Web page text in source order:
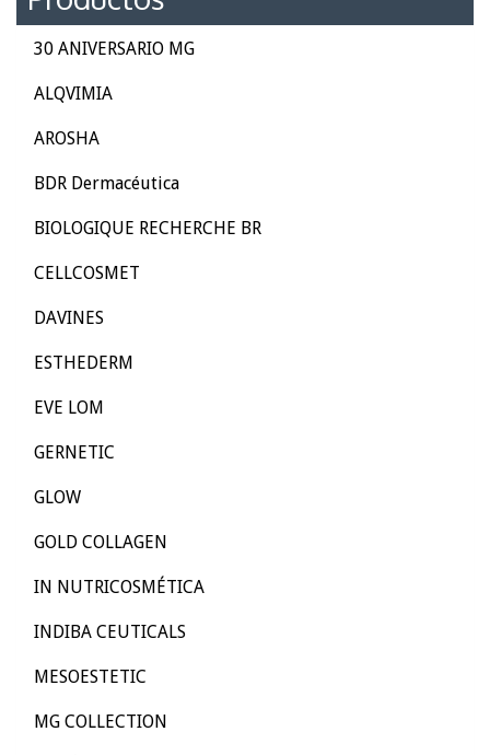
30 ANIVERSARIO MG
ALQVIMIA
AROSHA
BDR Dermacéutica
BIOLOGIQUE RECHERCHE BR
CELLCOSMET
DAVINES
ESTHEDERM
EVE LOM
GERNETIC
GLOW
GOLD COLLAGEN
IN NUTRICOSMÉTICA
INDIBA CEUTICALS
MESOESTETIC
MG COLLECTION